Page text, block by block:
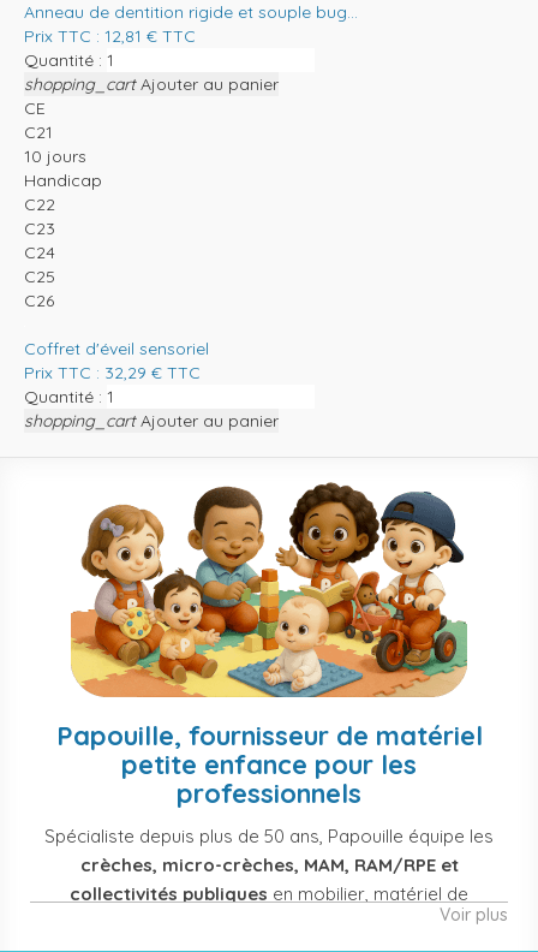
Anneau de dentition rigide et souple bug...
Prix TTC : 12,81 € TTC
Quantité :
shopping_cart Ajouter au panier
CE
C21
10 jours
Handicap
C22
C23
C24
C25
C26
Coffret d'éveil sensoriel
Prix TTC : 32,29 € TTC
Quantité :
shopping_cart Ajouter au panier
Papouille, fournisseur de matériel
petite enfance pour les
professionnels
Spécialiste depuis plus de 50 ans, Papouille équipe les
crèches, micro-crèches, MAM, RAM/RPE et
collectivités publiques en mobilier, matériel de
puériculture, jouets et équipement pour structures
Voir plus